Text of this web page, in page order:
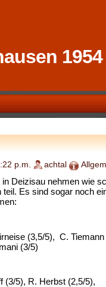
1954
p.m. achtal
Deizisau nehmen wie
teil. Es sind sogar noch
(3,5/5), C.
(3/5)
(3/5), R. Herbst (2,5/5),